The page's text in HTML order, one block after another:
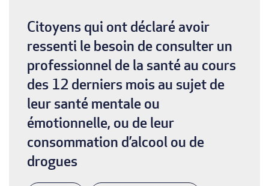
d'Ariane
Citoyens qui ont déclaré avoir
ressenti le besoin de consulter un
professionnel de la santé au cours
des 12 derniers mois au sujet de
leur santé mentale ou
émotionnelle, ou de leur
consommation d’alcool ou de
drogues